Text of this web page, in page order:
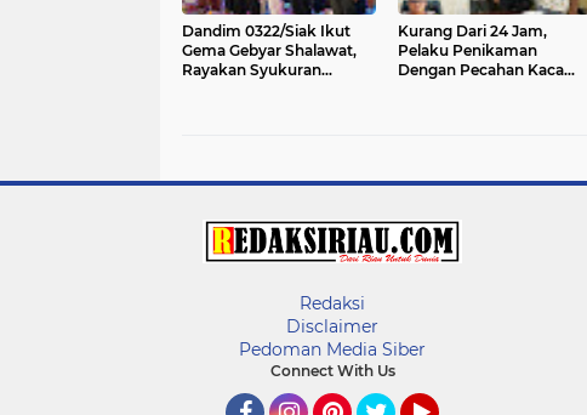
Dandim 0322/Siak Ikut
Gema Gebyar Shalawat,
Rayakan Syukuran
Kurang Dari 24 Jam,
Pelaku Penikaman
Dengan Pecahan Kaca
Redaksi
Disclaimer
Pedoman Media Siber
Connect With Us